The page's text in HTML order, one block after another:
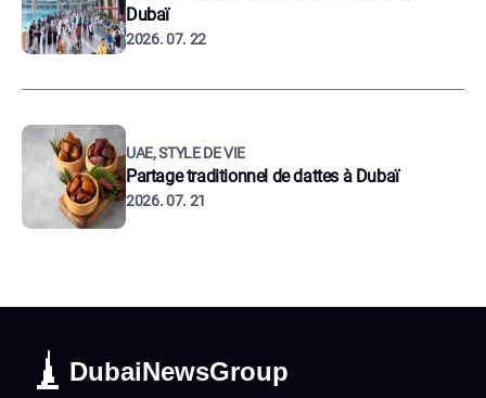
Dubaï
2026. 07. 22
UAE, STYLE DE VIE
Partage traditionnel de dattes à Dubaï
2026. 07. 21
DubaiNewsGroup